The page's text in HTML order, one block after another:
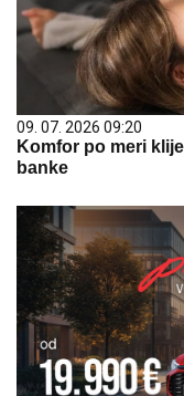
09. 07. 2026 09:20
Komfor po meri
banke